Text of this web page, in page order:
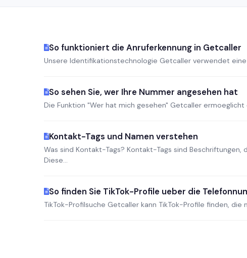
So funktioniert die Anruferkennung in Getcaller
Unsere Identifikationstechnologie Getcaller verwendet
So sehen Sie, wer Ihre Nummer angesehen hat
Die Funktion "Wer hat mich gesehen" Getcaller
Kontakt-Tags und Namen verstehen
Was sind Kontakt-Tags? Kontakt-Tags sind
Diese...
So finden Sie TikTok-Profile ueber die
TikTok-Profilsuche Getcaller kann TikTok-Profile finden,